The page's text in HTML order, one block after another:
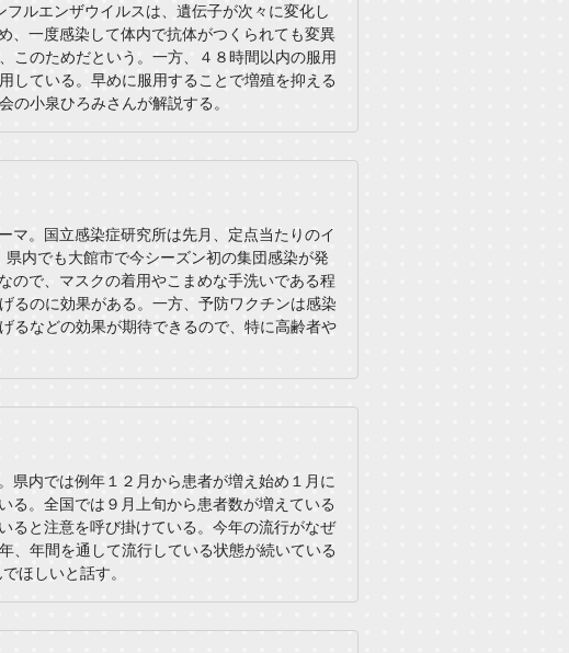
ルエンザウイルスは、遺伝子が次々に変化し
、一度感染して体内で抗体がつくられても変異
このためだという。一方、４８時間以内の服用
している。早めに服用することで増殖を抑える
の小泉ひろみさんが解説する。
マ。国立感染症研究所は先月、定点当たりのイ
内でも大館市で今シーズン初の集団感染が発
ので、マスクの着用やこまめな手洗いである程
るのに効果がある。一方、予防ワクチンは感染
るなどの効果が期待できるので、特に高齢者や
県内では例年１２月から患者が増え始め１月に
る。全国では９月上旬から患者数が増えている
ると注意を呼び掛けている。今年の流行がなぜ
、年間を通して流行している状態が続いている
ほしいと話す。